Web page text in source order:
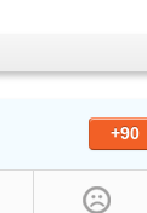
+90